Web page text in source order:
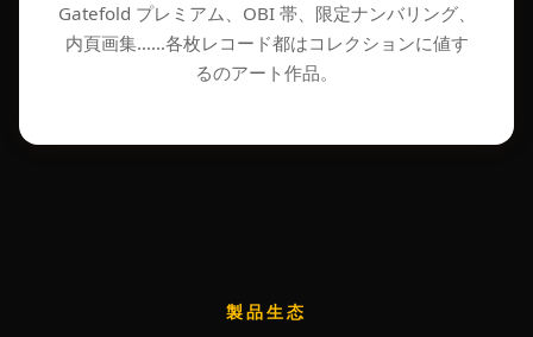
Gatefold プレミアム、OBI 帯、限定ナンバリング、
内頁画集……各枚レコード都はコレクションに値す
るのアート作品。
製品生态